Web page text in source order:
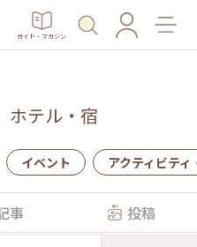
ガイド・マガジン
ホテル・宿
イベント アクティビティ
事 投稿